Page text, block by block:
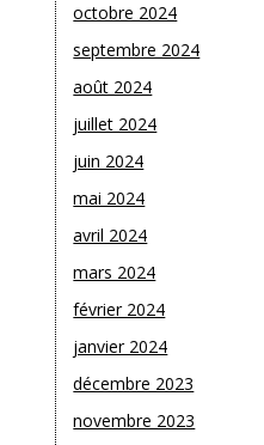
octobre 2024
septembre 2024
août 2024
juillet 2024
juin 2024
mai 2024
avril 2024
mars 2024
février 2024
janvier 2024
décembre 2023
novembre 2023